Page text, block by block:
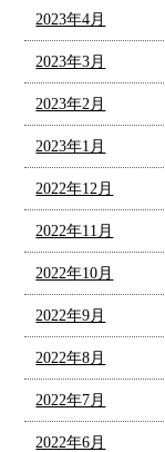
2023年4月
2023年3月
2023年2月
2023年1月
2022年12月
2022年11月
2022年10月
2022年9月
2022年8月
2022年7月
2022年6月